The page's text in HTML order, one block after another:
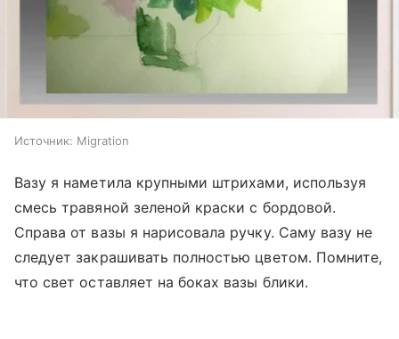
Источник: Migration
Вазу я наметила крупными штрихами, используя
смесь травяной зеленой краски с бордовой.
Справа от вазы я нарисовала ручку. Саму вазу не
следует закрашивать полностью цветом. Помните,
что свет оставляет на боках вазы блики.